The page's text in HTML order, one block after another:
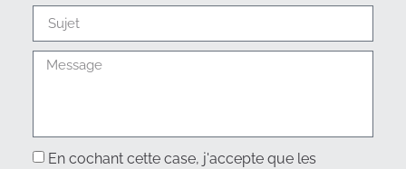
En cochant cette case, j'accepte que les